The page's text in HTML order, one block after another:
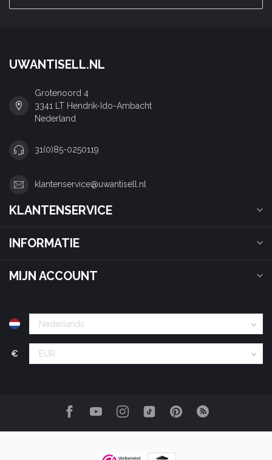
UWANTISELL.NL
Grotenoord 4
3341 LT Hendrik-Ido-Ambacht
Nederland
31(0)85-0250119
klantenservice@uwantisell.nl
KLANTENSERVICE
INFORMATIE
MIJN ACCOUNT
€